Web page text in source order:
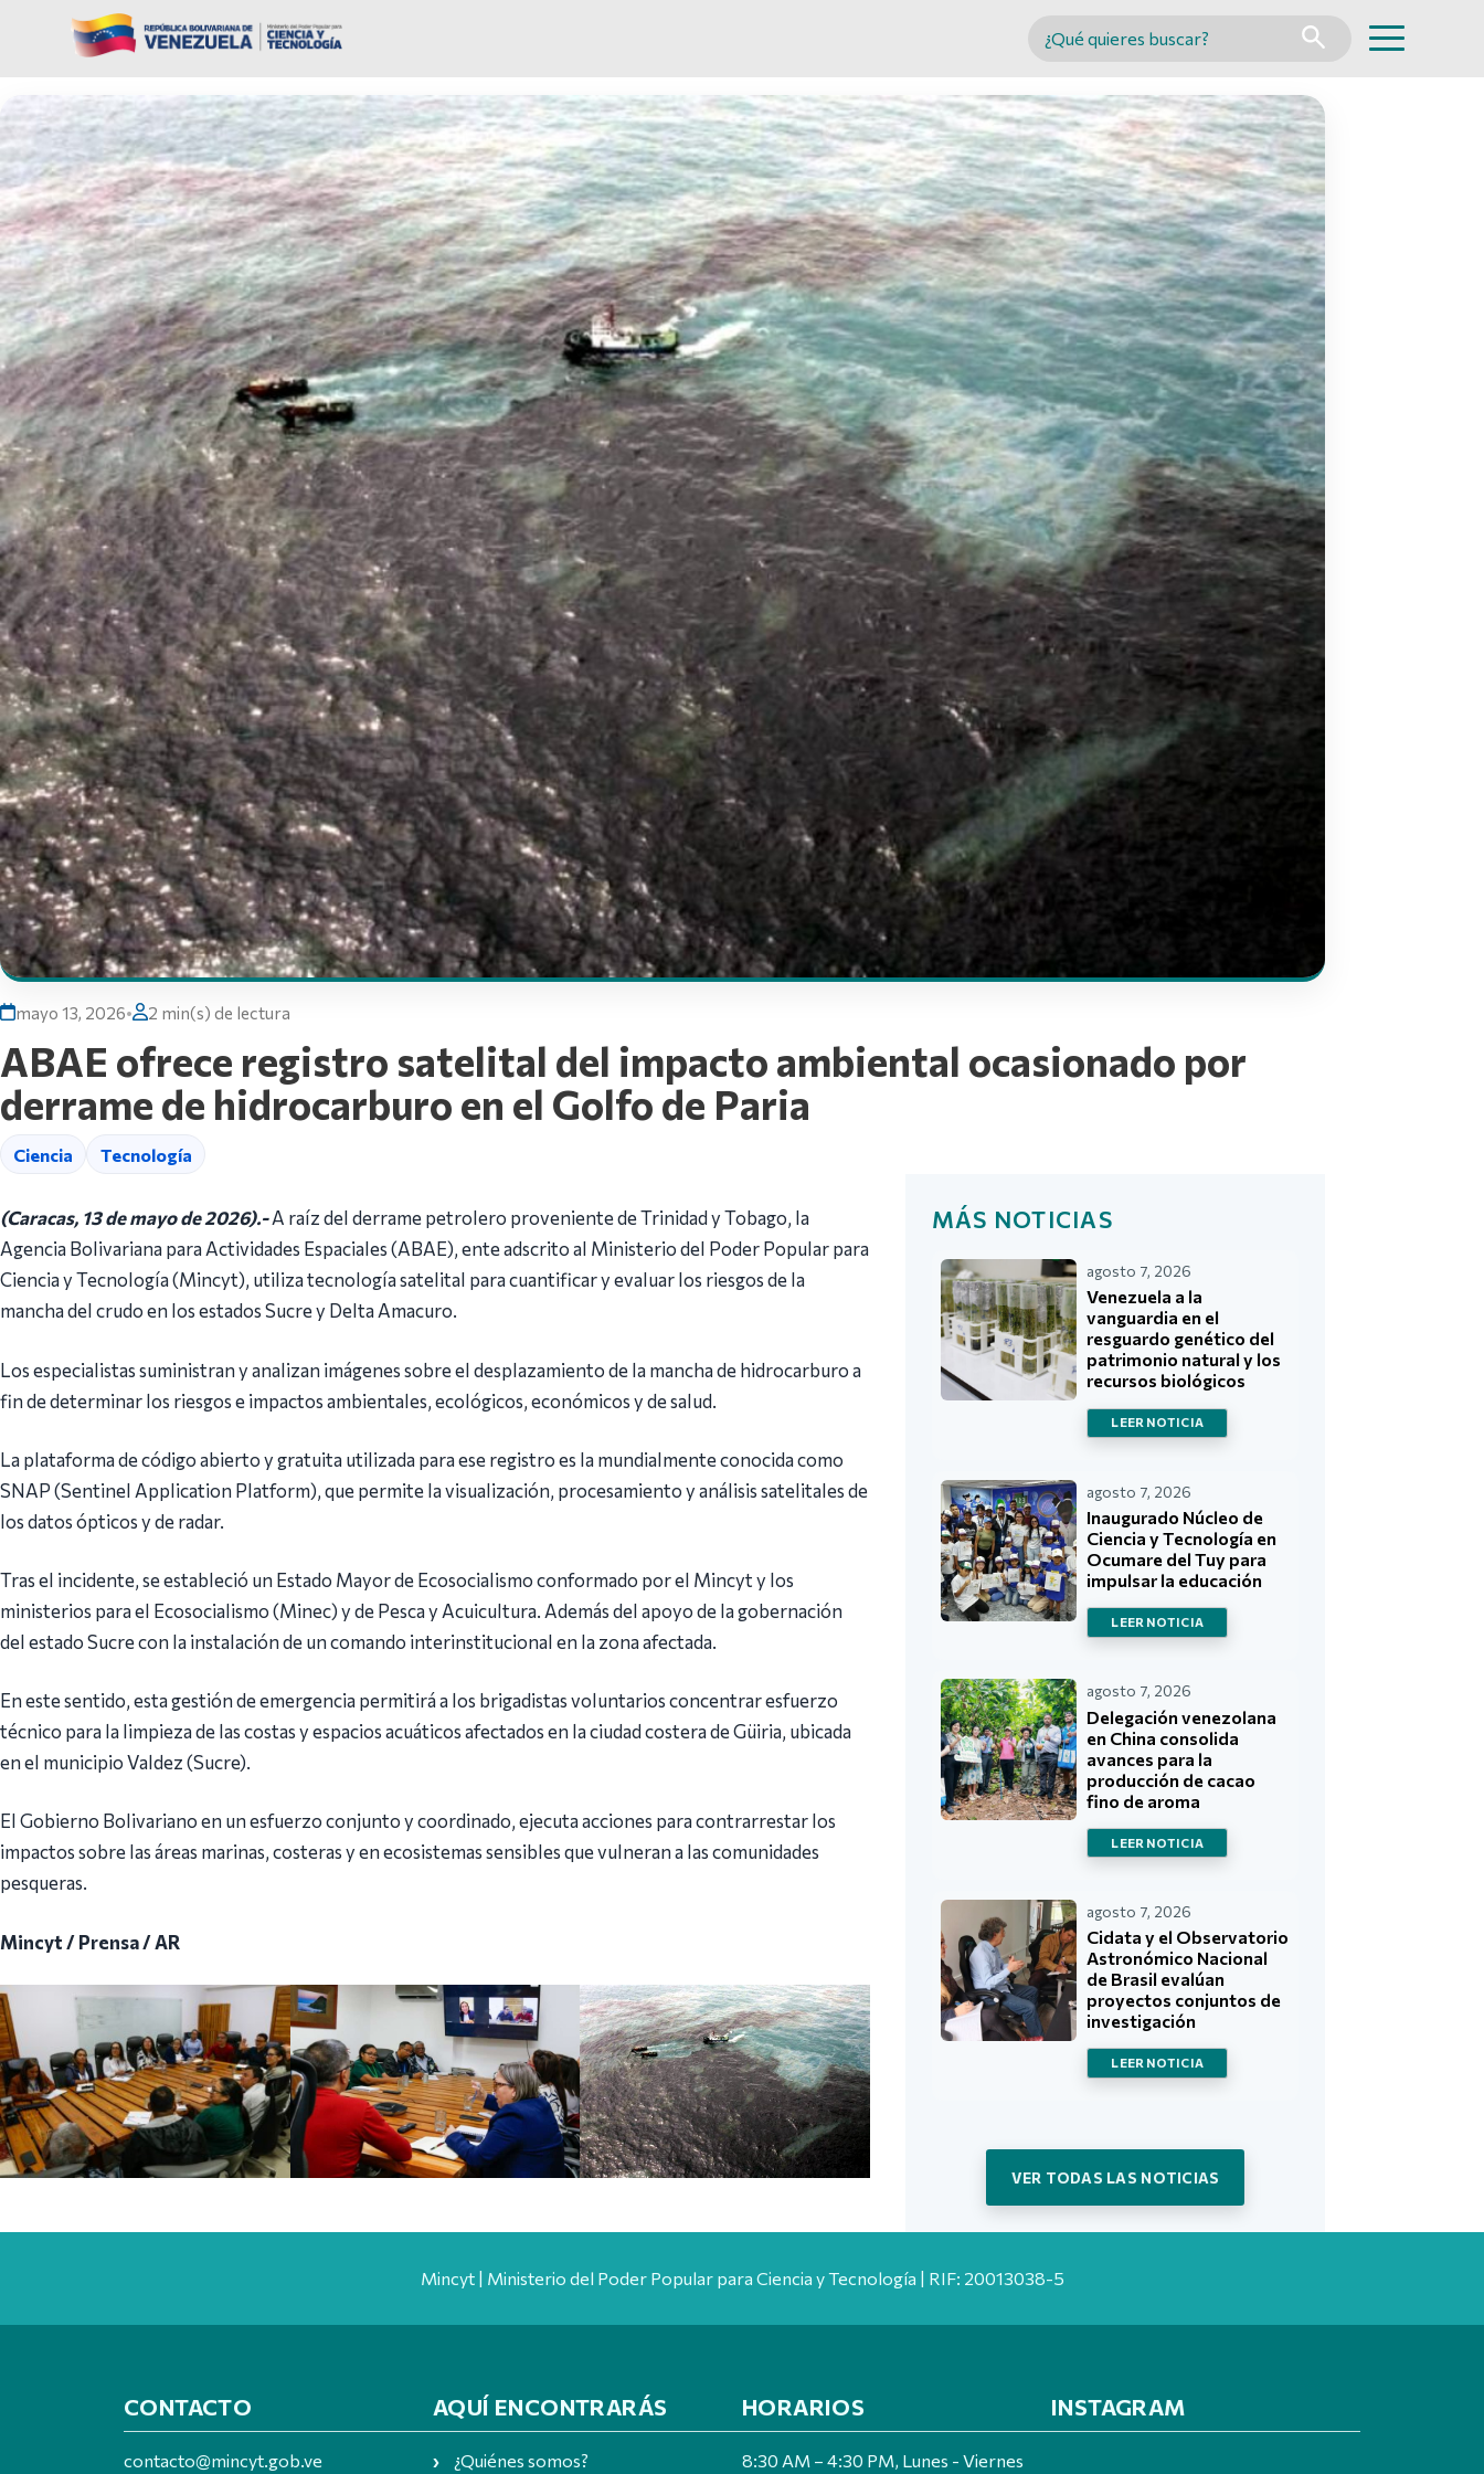
Buscar en MINCYT
mayo 13, 2026• 2 min(s) de lectura
ABAE ofrece registro satelital del impacto ambiental ocasionado por
derrame de hidrocarburo en el Golfo de Paria
Ciencia Tecnología
(Caracas, 13 de mayo de 2026).-A raíz del derrame petrolero proveniente de Trinidad y Tobago, la
Agencia Bolivariana para Actividades Espaciales (ABAE), ente adscrito al Ministerio del Poder Popular para
Ciencia y Tecnología (Mincyt), utiliza tecnología satelital para cuantificar y evaluar los riesgos de la
mancha del crudo en los estados Sucre y Delta Amacuro.
Los especialistas suministran y analizan imágenes sobre el desplazamiento de la mancha de hidrocarburo a
fin de determinar los riesgos e impactos ambientales, ecológicos, económicos y de salud.
La plataforma de código abierto y gratuita utilizada para ese registro es la mundialmente conocida como
SNAP (Sentinel Application Platform), que permite la visualización, procesamiento y análisis satelitales de
los datos ópticos y de radar.
Tras el incidente, se estableció un Estado Mayor de Ecosocialismo conformado por el Mincyt y los
ministerios para el Ecosocialismo (Minec) y de Pesca y Acuicultura. Además del apoyo de la gobernación
del estado Sucre con la instalación de un comando interinstitucional en la zona afectada.
En este sentido, esta gestión de emergencia permitirá a los brigadistas voluntarios concentrar esfuerzo
técnico para la limpieza de las costas y espacios acuáticos afectados en la ciudad costera de Güiria, ubicada
en el municipio Valdez (Sucre).
El Gobierno Bolivariano en un esfuerzo conjunto y coordinado, ejecuta acciones para contrarrestar los
impactos sobre las áreas marinas, costeras y en ecosistemas sensibles que vulneran a las comunidades
pesqueras.
Mincyt / Prensa / AR
MÁS NOTICIAS
agosto 7, 2026
Venezuela a la
vanguardia en el
resguardo genético del
patrimonio natural y los
recursos biológicos
LEER NOTICIA
agosto 7, 2026
Inaugurado Núcleo de
Ciencia y Tecnología en
Ocumare del Tuy para
impulsar la educación
LEER NOTICIA
agosto 7, 2026
Delegación venezolana
en China consolida
avances para la
producción de cacao
fino de aroma
LEER NOTICIA
agosto 7, 2026
Cidata y el Observatorio
Astronómico Nacional
de Brasil evalúan
proyectos conjuntos de
investigación
LEER NOTICIA
VER TODAS LAS NOTICIAS
Mincyt | Ministerio del Poder Popular para Ciencia y Tecnología | RIF: 20013038-5
CONTACTO
contacto@mincyt.gob.ve
AQUÍ ENCONTRARÁS
¿Quiénes somos?
HORARIOS
8:30 AM – 4:30 PM, Lunes - Viernes
INSTAGRAM